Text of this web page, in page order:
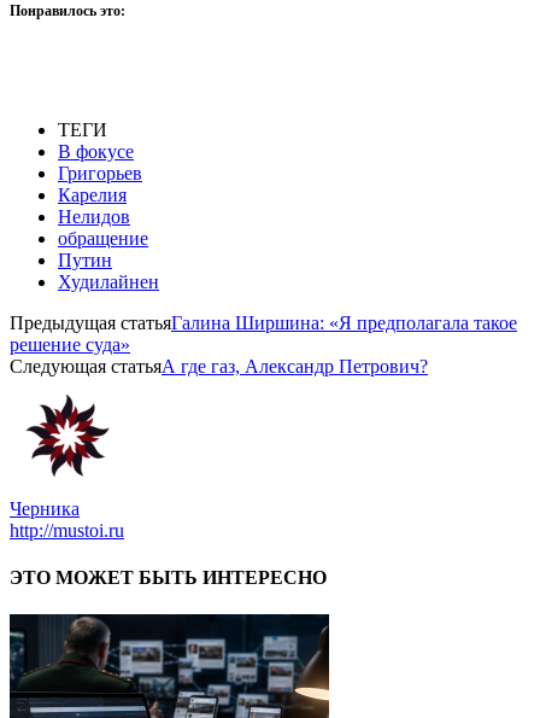
Понравилось это:
ТЕГИ
В фокусе
Григорьев
Карелия
Нелидов
обращение
Путин
Худилайнен
Предыдущая статьяГалина Ширшина: «Я предполагала такое
решение суда»
Следующая статьяА где газ, Александр Петрович?
Черника
http://mustoi.ru
ЭТО МОЖЕТ БЫТЬ ИНТЕРЕСНО